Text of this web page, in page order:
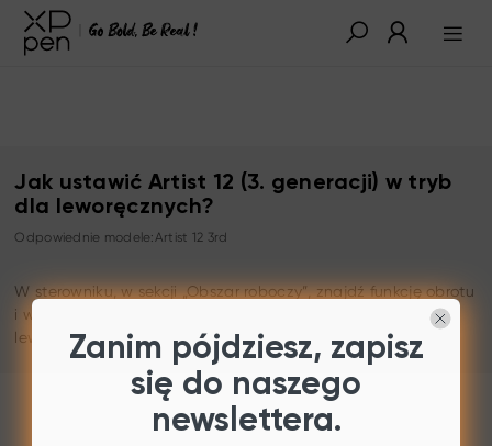
Jak ustawić Artist 12 (3. generacji) w tryb
dla leworęcznych?
Odpowiednie modele:Artist 12 3rd
W sterowniku, w sekcji „Obszar roboczy”, znajdź funkcję obrotu
i wybierz „obrót o 180°”, aby przełączyć na tryb dla
leworęcznych.Zanim pójdziesz, zapisz
się do naszego
newslettera.